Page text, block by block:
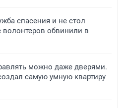
спасения и не стол
волонтеров обвинили в
можно даже дверями.
самую умную квартиру